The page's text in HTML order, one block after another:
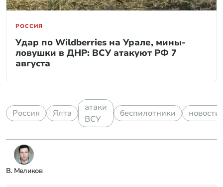
РОССИЯ
Удар по Wildberries на Урале, мины-
ловушки в ДНР: ВСУ атакуют РФ 7
августа
Россия Ялта
атаки
ВСУ
беспилотники новости
В. Меликов